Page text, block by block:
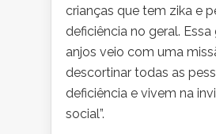
crianças que tem zika e
deficiência no geral.
anjos veio com uma
descortinar todas as
deficiência e vivem na
social”.